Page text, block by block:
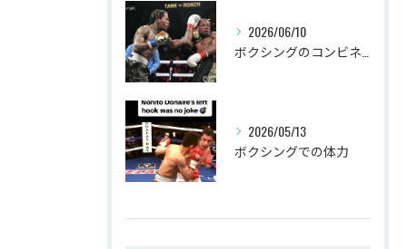
2026/06/10
2026/05/13
ボクシングでの体力